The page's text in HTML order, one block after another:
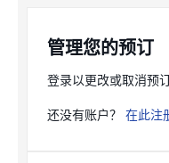
管理您的预订
登录以更改或取消预
还没有账户？ 在此注